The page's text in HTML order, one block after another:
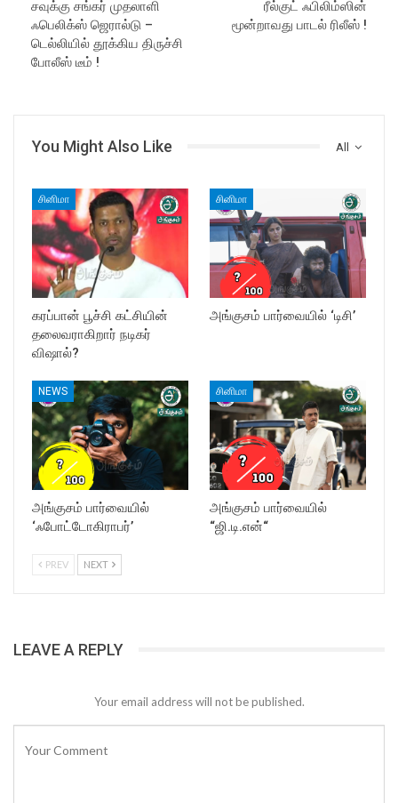
சவுக்கு சங்கர் முதலாளி
ஃபெலிக்ஸ் ஜெரால்டு –
டெல்லியில் தூக்கிய திருச்சி
போலீஸ் டீம் !
ரீல்குட் ஃபிலிம்ஸின்
மூன்றாவது பாடல் ரிலீஸ் !
All
You Might Also Like
சினிமா
கரப்பான் பூச்சி கட்சியின்
தலைவராகிறார் நடிகர்
விஷால்?
சினிமா
அங்குசம் பார்வையில் ‘டிசி’
NEWS
அங்குசம் பார்வையில்
‘ஃபோட்டோகிராபர்’
சினிமா
அங்குசம் பார்வையில்
“ஜி.டி.என்“
PREV NEXT
LEAVE A REPLY
Your email address will not be published.